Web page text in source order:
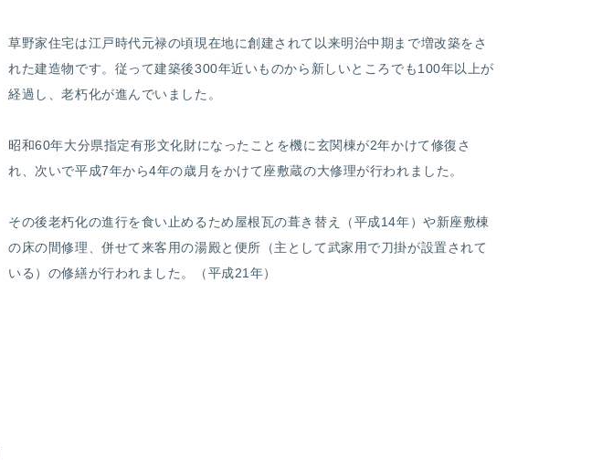
草野家住宅は江戸時代元禄の頃現在地に創建されて以来明治中期まで増改築をさ
れた建造物です。従って建築後300年近いものから新しいところでも100年以上が
経過し、老朽化が進んでいました。
昭和60年大分県指定有形文化財になったことを機に玄関棟が2年かけて修復さ
れ、次いで平成7年から4年の歳月をかけて座敷蔵の大修理が行われました。
その後老朽化の進行を食い止めるため屋根瓦の葺き替え（平成14年）や新座敷棟
の床の間修理、併せて来客用の湯殿と便所（主として武家用で刀掛が設置されて
いる）の修繕が行われました。（平成21年）